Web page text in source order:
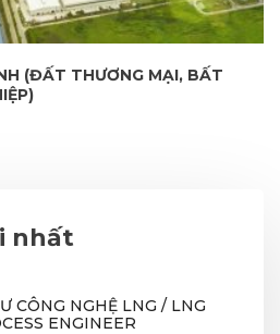
(ĐẤT THƯƠNG MẠI, BẤT
nhất
CÔNG NGHỆ LNG / LNG
ENGINEER